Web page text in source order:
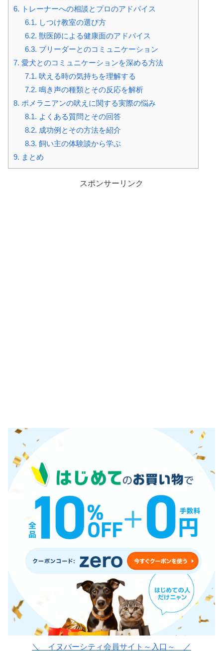
6. トレーナーへの相談とプロのアドバイス
6.1. しつけ教室の選び方
6.2. 獣医師による健康面のアドバイス
6.3. ブリーダーとのコミュニケーション
7. 愛犬とのコミュニケーションを深める方法
7.1. 吠える時の気持ちを理解する
7.2. 鳴き声の種類とその反応を解析
8. ポメラニアンの吠えに関する実際の悩み
8.1. よくある質問とその回答
8.2. 成功例とその方法を紹介
8.3. 飼い主の体験談から学ぶ
9. まとめ
スポンサーリンク
＼ イヌバーシティ会員サイト～入口～ ／